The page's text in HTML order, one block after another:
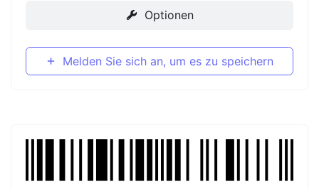
Optionen
Melden Sie sich an, um es zu speichern